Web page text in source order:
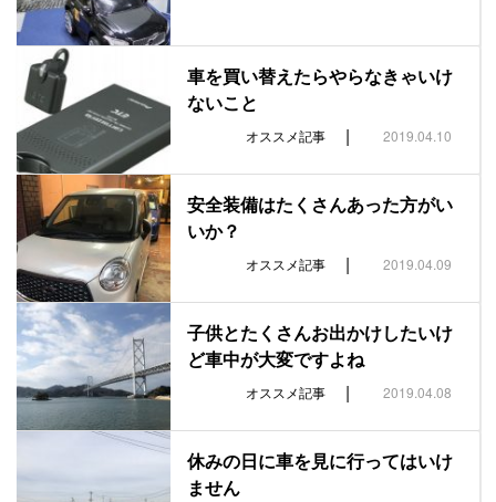
車を買い替えたらやらなきゃいけ
ないこと
オススメ記事 | 2019.04.10
安全装備はたくさんあった方がい
いか？
オススメ記事 | 2019.04.09
子供とたくさんお出かけしたいけ
ど車中が大変ですよね
オススメ記事 | 2019.04.08
休みの日に車を見に行ってはいけ
ません